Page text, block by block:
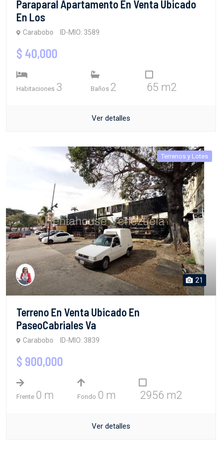
Paraparal Apartamento En Venta Ubicado
En Los
Carabobo ID-MIO: 3589
$ 40,000
Habitaciones 3 Baños 2 65 m2
Ver detalles
Terrenos y Lotes
21
Terreno En Venta Ubicado En
PaseoCabriales Va
Carabobo ID-MIO: 3839
$ 900,000
Frente 0 m Fondo 0 m 2956 m2
Ver detalles